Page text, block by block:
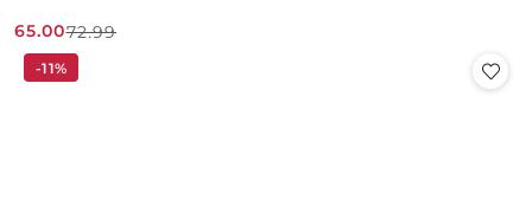
Cena
promocyjna:
65.00
Cena
przed
72.99
-11%